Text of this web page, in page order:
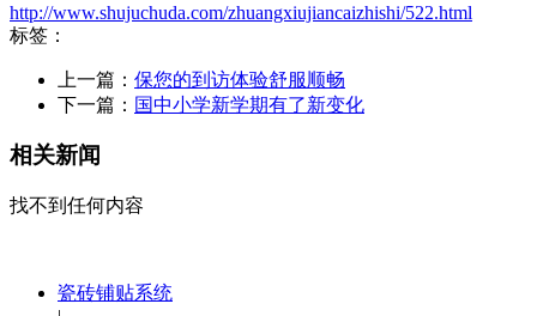
http://www.shujuchuda.com/zhuangxiujiancaizhishi/522.html
标签：
上一篇： 保您的到访体验舒服顺畅
下一篇： 国中小学新学期有了新变化
相关新闻
找不到任何内容
瓷砖铺贴系统